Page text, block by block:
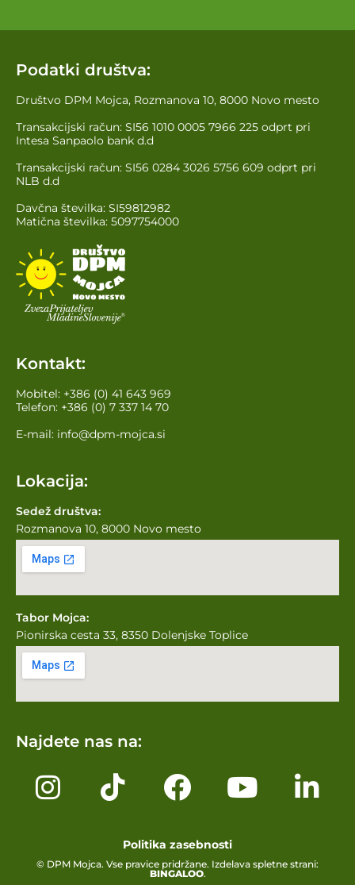
Podatki društva:
Društvo DPM Mojca, Rozmanova 10, 8000 Novo mesto
Transakcijski račun: SI56 1010 0005 7966 225 odprt pri
Intesa Sanpaolo bank d.d
Transakcijski račun: SI56 0284 3026 5756 609 odprt pri
NLB d.d
Davčna številka: SI59812982
Matična številka: 5097754000
Kontakt:
Mobitel: +386 (0) 41 643 969
Telefon: +386 (0) 7 337 14 70
E-mail: info@dpm-mojca.si
Lokacija:
Sedež društva:
Rozmanova 10, 8000 Novo mesto
Tabor Mojca:
Pionirska cesta 33, 8350 Dolenjske Toplice
Najdete nas na:
Politika zasebnosti
© DPM Mojca. Vse pravice pridržane. Izdelava spletne strani:
BINGALOO.